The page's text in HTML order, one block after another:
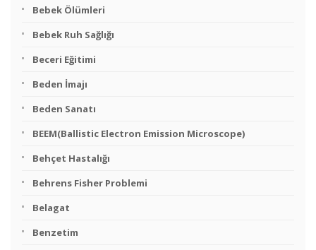
Bebek Ölümleri
Bebek Ruh Sağlığı
Beceri Eğitimi
Beden İmajı
Beden Sanatı
BEEM(Ballistic Electron Emission Microscope)
Behçet Hastalığı
Behrens Fisher Problemi
Belagat
Benzetim